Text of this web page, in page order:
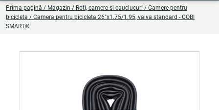
Prima pagină / Magazin / Roti, camere si cauciucuri / Camere pentru
bicicleta / Camera pentru bicicleta 26"x1.75/1.95, valva standard - COBI
SMART®